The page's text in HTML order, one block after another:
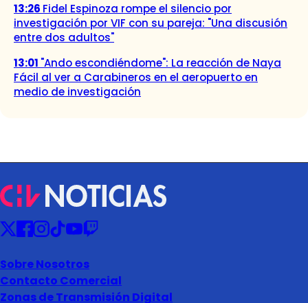
13:26 Fidel Espinoza rompe el silencio por
investigación por VIF con su pareja: "Una discusión
entre dos adultos"
13:01 "Ando escondiéndome": La reacción de Naya
Fácil al ver a Carabineros en el aeropuerto en
medio de investigación
Sobre Nosotros
Contacto Comercial
Zonas de Transmisión Digital